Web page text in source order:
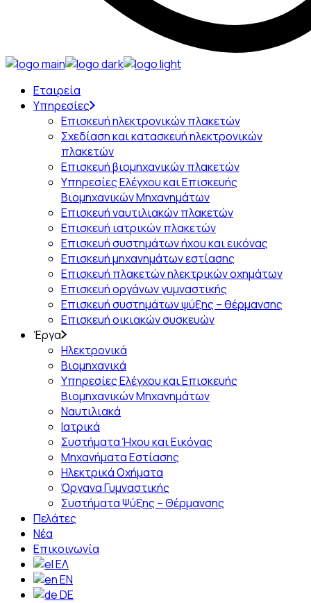
Skip
the
content
Εταιρεία
Υπηρεσίες
Επισκευή ηλεκτρονικών πλακετών
Σχεδίαση και κατασκευή ηλεκτρονικών
πλακετών
Επισκευή βιομηχανικών πλακετών
Υπηρεσίες Ελέγχου και Επισκευής
Βιομηχανικών Μηχανημάτων
Επισκευή ναυτιλιακών πλακετών
Επισκευή ιατρικών πλακετών
Επισκευή συστημάτων ήχου και εικόνας
Επισκευή μηχανημάτων εστίασης
Επισκευή πλακετών ηλεκτρικών οχημάτων
Επισκευή οργάνων γυμναστικής
Επισκευή συστημάτων ψύξης – θέρμανσης
Επισκευή οικιακών συσκευών
Έργα
Ηλεκτρονικά
Βιομηχανικά
Υπηρεσίες Ελέγχου και Επισκευής
Βιομηχανικών Μηχανημάτων
Ναυτιλιακά
Ιατρικά
Συστήματα Ήχου και Εικόνας
Μηχανήματα Εστίασης
Ηλεκτρικά Οχήματα
Όργανα Γυμναστικής
Συστήματα Ψύξης – Θέρμανσης
Πελάτες
Νέα
Επικοινωνία
ΕΛ
EN
DE